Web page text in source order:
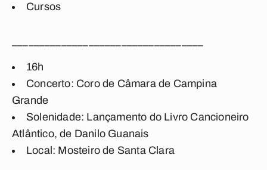
Cursos
16h
Concerto: Coro de Câmara de Campina
Grande
Solenidade: Lançamento do Livro Cancioneiro
Atlântico, de Danilo Guanais
Local: Mosteiro de Santa Clara